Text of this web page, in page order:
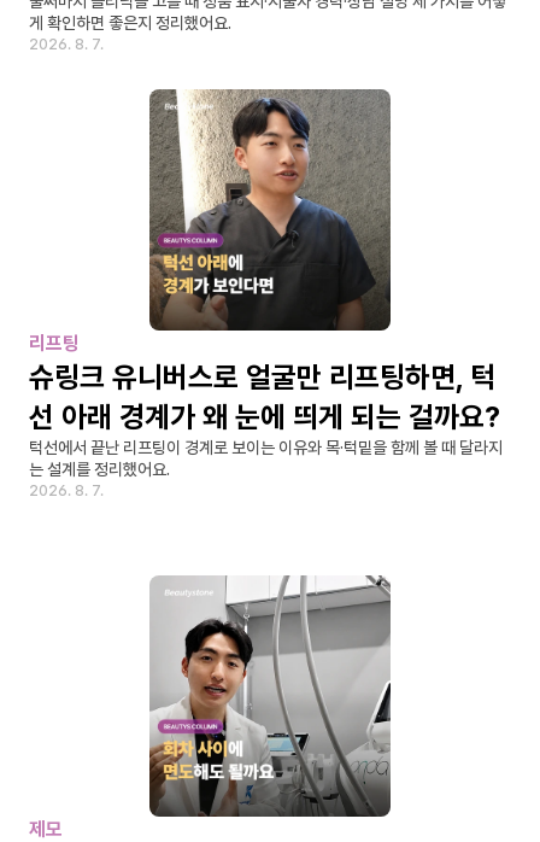
게 확인하면 좋은지 정리했어요.
2026. 8. 7.
리프팅
슈링크 유니버스로 얼굴만 리프팅하면, 턱
선 아래 경계가 왜 눈에 띄게 되는 걸까요?
턱선에서 끝난 리프팅이 경계로 보이는 이유와 목·턱밑을 함께 볼 때 달라지
는 설계를 정리했어요.
2026. 8. 7.
제모